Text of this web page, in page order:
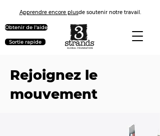
Apprendre encore plusde soutenir notre travail.
Obtenir de l'aide
Sortie rapide
Rejoignez le
mouvement